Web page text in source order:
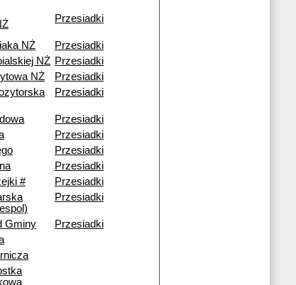
Przesiadki
NŻ
Przesiadki
NŻ Przesiadki
NŻ
Przesiadki
Przesiadki
Przesiadki
Przesiadki
Przesiadki
Przesiadki
#
Przesiadki
Przesiadki
Gminy
Przesiadki